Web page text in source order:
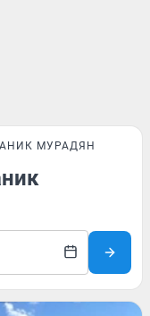
МУРАДЯН